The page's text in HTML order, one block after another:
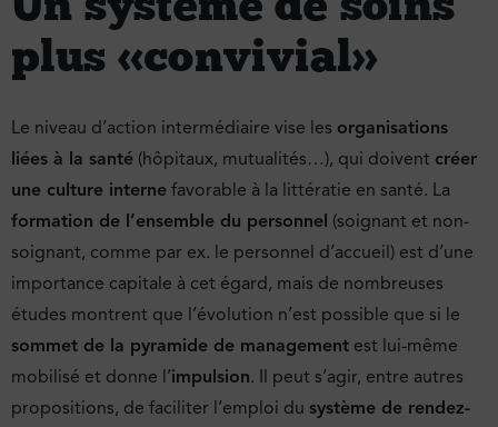
plus « convivial »
Le niveau d’action intermédiaire vise les organisations
liées à la santé (hôpitaux, mutualités…), qui doivent créer
une culture interne favorable à la littératie en santé. La
formation de l’ensemble du personnel (soignant et non-
soignant, comme par ex. le personnel d’accueil) est d’une
importance capitale à cet égard, mais de nombreuses
études montrent que l’évolution n’est possible que si le
sommet de la pyramide de management est lui-même
mobilisé et donne l’impulsion. Il peut s’agir, entre autres
propositions, de faciliter l’emploi du système de rendez-